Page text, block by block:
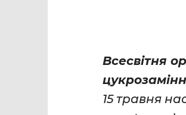
Всесвітня
15 травня